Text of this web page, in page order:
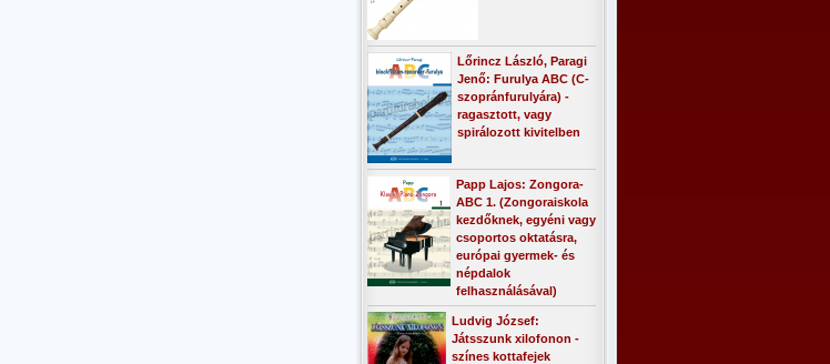
Lőrincz László, Paragi
Jenő: Furulya ABC (C-
szopránfurulyára) -
ragasztott, vagy
spirálozott kivitelben
Papp Lajos: Zongora-
ABC 1. (Zongoraiskola
kezdőknek, egyéni vagy
csoportos oktatásra,
európai gyermek- és
népdalok
felhasználásával)
Ludvig József:
Játsszunk xilofonon -
színes kottafejek